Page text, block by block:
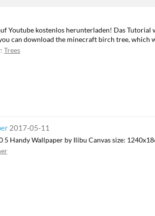
Youtube kostenlos herunterladen! Das
can download the minecraft birch tree, which
Trees
2017-05-11
Handy Wallpaper by Ilibu Canvas size: